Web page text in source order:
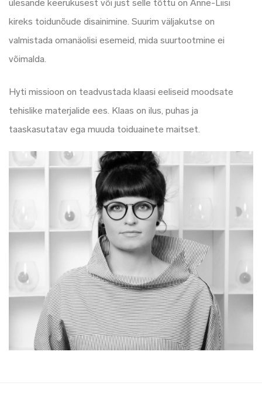
ülesande keerukusest või just selle tõttu on Anne-Liisi
kireks toidunõude disainimine. Suurim väljakutse on
valmistada omanäolisi esemeid, mida suurtootmine ei
võimalda.
Hyti missioon on teadvustada klaasi eeliseid moodsate
tehislike materjalide ees. Klaas on ilus, puhas ja
taaskasutatav ega muuda toiduainete maitset.